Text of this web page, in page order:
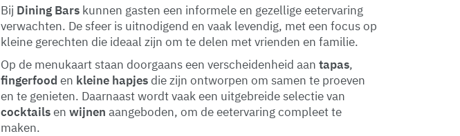
Bij Dining Barskunnen gasten een informele en gezellige eetervaring
verwachten. De sfeer is uitnodigend en vaak levendig, met een focus op
kleine gerechten die ideaal zijn om te delen met vrienden en familie.
Op de menukaart staan doorgaans een verscheidenheid aan tapas,
fingerfood en kleine hapjesdie zijn ontworpen om samen te proeven
en te genieten. Daarnaast wordt vaak een uitgebreide selectie van
cocktailsen wijnen aangeboden, om de eetervaring compleet te
maken.